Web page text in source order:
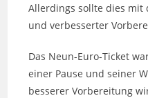
Allerdings sollte dies mit
und verbesserter
Das Neun-Euro-Ticket
einer Pause und seiner
besserer Vorbereitung